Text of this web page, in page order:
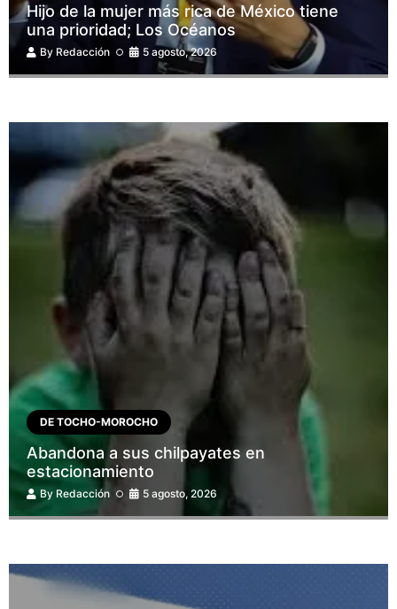
Hijo de la mujer más rica de México tiene
una prioridad; Los Océanos
By Redacción 5 agosto, 2026
DE TOCHO-MOROCHO
Abandona a sus chilpayates en
estacionamiento
By Redacción 5 agosto, 2026